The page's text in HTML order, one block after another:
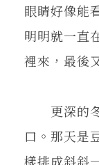
眼睛好像能
明明就一直
裡來，最後
更深的冬
口。那天是
樣排成斜斜